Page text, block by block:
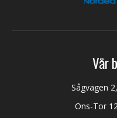
Vår
Sågvägen
Ons-Tor